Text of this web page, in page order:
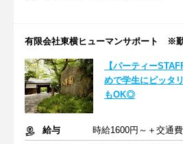
有限会社東横ヒューマンサポート ※
【パーティー
めで学生にピッタ
もOK◎
給与
時給1600円～＋交通費